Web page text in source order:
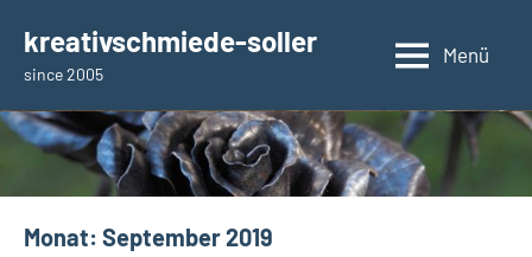
Inhalt
springen
kreativschmiede-soller
since 2005
Menü
Monat: September 2019